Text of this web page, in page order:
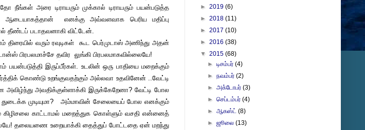
நீங்கள் அரை டிராயரும் முக்கால் டிராயரும் பயன்படுத்த
ஆடையாகத்தான் எனக்கு அவ்வளவாக பெரிய மதிப்பு
தீண்டப் படாதவனாகி விட்டேன்.
வரும் ரவுடிகள் கூட பெர்முடாஸ் அணிந்து அதன்
பிரபலமாச்சே தவிர லுங்கி பிரபலமாகவில்லையே!
இருப்பீர்கள். உடலின் ஒரு பாதியை மறைக்கும்
கொண்டு உறங்குவதற்கும் அல்லவா உதவினேன் ..வேட்டி
அவிழ்ந்து அவதிக்குள்ளாக்கி இருக்கேறேனா? வேட்டி போல
துடைக்க முடியுமா? அம்மாவின் சேலையைப் போல எனக்கும்
கிழிசலை காட்டாமல் மறைத்துக கொள்ளும் வசதி என்னைத்
தலையணை உறையாக்கி தைத்துப் போட்டதை ஏன் மறந்து
► 2019 (6)
► 2018 (11)
► 2017 (10)
► 2016 (38)
▼ 2015 (68)
►டிசம்பர்(4)
►நவம்பர்(2)
►அக்டோபர்(3)
►செப்டம்பர்(4)
►ஆகஸ்ட்(8)
►ஜூலை(13)